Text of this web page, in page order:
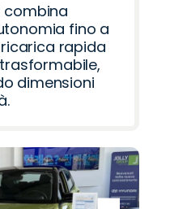
combina
fino a
rapida
dimensioni